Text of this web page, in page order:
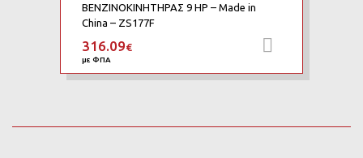
ΒΕΝΖΙΝΟΚΙΝΗΤΗΡΑΣ 9 HP – Made in
China – ZS177F
316.09€
με ΦΠΑ